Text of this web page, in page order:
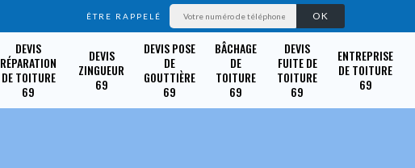
ÊTRE RAPPELÉ
DEVIS
RÉPARATION
DE TOITURE
69
DEVIS
ZINGUEUR
69
DEVIS POSE
DE
GOUTTIÈRE
69
BÂCHAGE
DE
TOITURE
69
DEVIS
FUITE DE
TOITURE
69
ENTREPRISE
DE TOITURE
69